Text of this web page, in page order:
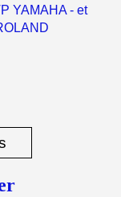
YAMAHA - et